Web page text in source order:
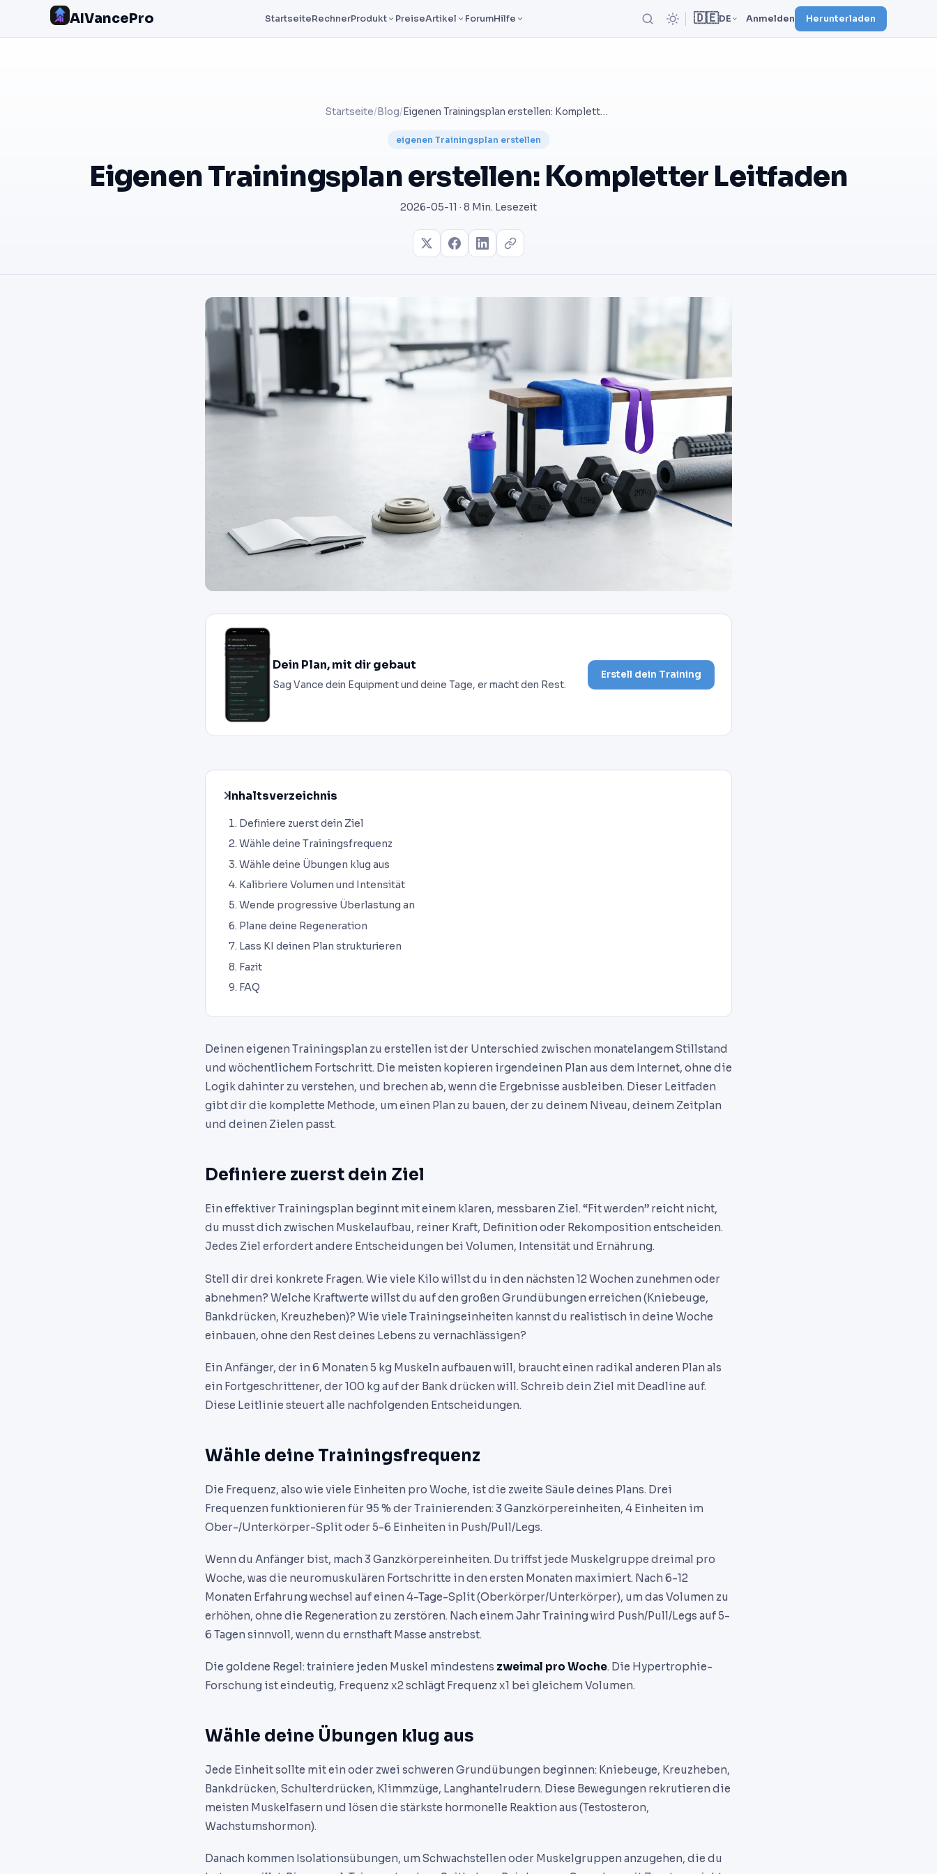
AIVancePro StartseiteRechnerProdukt PreiseArtikel ForumHilfe 🇩🇪DE Anmelden Herunterladen
Startseite/ Blog/ Eigenen Trainingsplan erstellen: Kompletter Leitfaden
eigenen Trainingsplan erstellen
Eigenen Trainingsplan erstellen: Kompletter Leitfaden
2026-05-11 · 8 Min. Lesezeit
Dein Plan, mit dir gebaut
Sag Vance dein Equipment und deine Tage, er macht den Rest.
Erstell dein Training
Inhaltsverzeichnis
Definiere zuerst dein Ziel
Wähle deine Trainingsfrequenz
Wähle deine Übungen klug aus
Kalibriere Volumen und Intensität
Wende progressive Überlastung an
Plane deine Regeneration
Lass KI deinen Plan strukturieren
Fazit
FAQ
Deinen eigenen Trainingsplan zu erstellen ist der Unterschied zwischen monatelangem Stillstand
und wöchentlichem Fortschritt. Die meisten kopieren irgendeinen Plan aus dem Internet, ohne die
Logik dahinter zu verstehen, und brechen ab, wenn die Ergebnisse ausbleiben. Dieser Leitfaden
gibt dir die komplette Methode, um einen Plan zu bauen, der zu deinem Niveau, deinem Zeitplan
und deinen Zielen passt.
Definiere zuerst dein Ziel
Ein effektiver Trainingsplan beginnt mit einem klaren, messbaren Ziel. “Fit werden” reicht nicht,
du musst dich zwischen Muskelaufbau, reiner Kraft, Definition oder Rekomposition entscheiden.
Jedes Ziel erfordert andere Entscheidungen bei Volumen, Intensität und Ernährung.
Stell dir drei konkrete Fragen. Wie viele Kilo willst du in den nächsten 12 Wochen zunehmen oder
abnehmen? Welche Kraftwerte willst du auf den großen Grundübungen erreichen (Kniebeuge,
Bankdrücken, Kreuzheben)? Wie viele Trainingseinheiten kannst du realistisch in deine Woche
einbauen, ohne den Rest deines Lebens zu vernachlässigen?
Ein Anfänger, der in 6 Monaten 5 kg Muskeln aufbauen will, braucht einen radikal anderen Plan als
ein Fortgeschrittener, der 100 kg auf der Bank drücken will. Schreib dein Ziel mit Deadline auf.
Diese Leitlinie steuert alle nachfolgenden Entscheidungen.
Wähle deine Trainingsfrequenz
Die Frequenz, also wie viele Einheiten pro Woche, ist die zweite Säule deines Plans. Drei
Frequenzen funktionieren für 95 % der Trainierenden: 3 Ganzkörpereinheiten, 4 Einheiten im
Ober-/Unterkörper-Split oder 5-6 Einheiten in Push/Pull/Legs.
Wenn du Anfänger bist, mach 3 Ganzkörpereinheiten. Du triffst jede Muskelgruppe dreimal pro
Woche, was die neuromuskulären Fortschritte in den ersten Monaten maximiert. Nach 6-12
Monaten Erfahrung wechsel auf einen 4-Tage-Split (Oberkörper/Unterkörper), um das Volumen zu
erhöhen, ohne die Regeneration zu zerstören. Nach einem Jahr Training wird Push/Pull/Legs auf 5-
6 Tagen sinnvoll, wenn du ernsthaft Masse anstrebst.
Die goldene Regel: trainiere jeden Muskel mindestens zweimal pro Woche. Die Hypertrophie-
Forschung ist eindeutig, Frequenz x2 schlägt Frequenz x1 bei gleichem Volumen.
Wähle deine Übungen klug aus
Jede Einheit sollte mit ein oder zwei schweren Grundübungen beginnen: Kniebeuge, Kreuzheben,
Bankdrücken, Schulterdrücken, Klimmzüge, Langhantelrudern. Diese Bewegungen rekrutieren die
meisten Muskelfasern und lösen die stärkste hormonelle Reaktion aus (Testosteron,
Wachstumshormon).
Danach kommen Isolationsübungen, um Schwachstellen oder Muskelgruppen anzugehen, die du